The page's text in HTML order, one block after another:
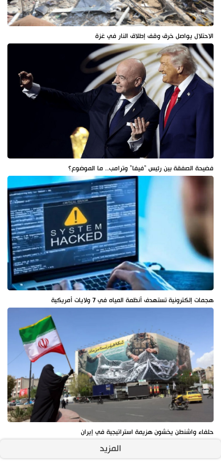
الاحتلال يواصل خرق وقف إطلاق النار في غزة
فضيحة الصفقة بين رئيس "فيفا" وترامب.. ما الموضوع؟
هجمات إلكترونية تستهدف أنظمة المياه في 7 ولايات أمريكية
حلفاء واشنطن يخشون هزيمة استراتيجية في إيران
المزيد